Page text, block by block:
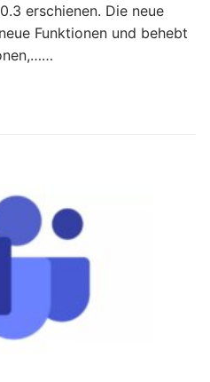
erschienen. Die neue
Funktionen und behebt